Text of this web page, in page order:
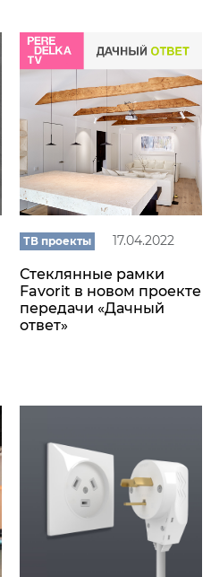
ТВ проекты 17.04.2022
Стеклянные рамки
Favorit в новом проекте
передачи «Дачный
ответ»